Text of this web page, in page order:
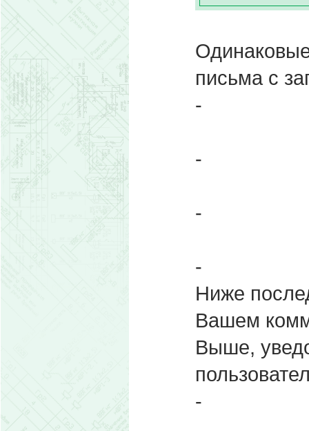
письма с
-
-
-
-
Ниже
Вашем
Выше,
-